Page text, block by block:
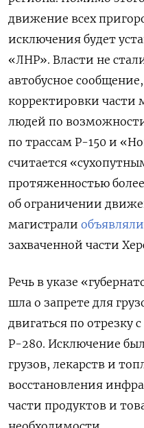
движение всех
исключения будет
«ЛНР». Власти не
автобусное
корректировки части
людей по
по трассам Р-150 и
считается
протяженностью
об ограничении
магистрали объявляли
захваченной части
Речь в указе
шла о запрете для
двигаться по отрезку
Р-280. Исключение
грузов, лекарств и
восстановления
части продуктов и